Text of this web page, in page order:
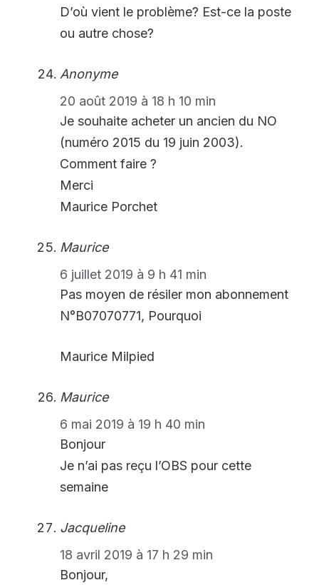
D’où vient le problème? Est-ce la poste
ou autre chose?
Anonyme
20 août 2019 à 18 h 10 min
Je souhaite acheter un ancien du NO
(numéro 2015 du 19 juin 2003).
Comment faire ?
Merci
Maurice Porchet
Maurice
6 juillet 2019 à 9 h 41 min
Pas moyen de résiler mon abonnement
N°B07070771, Pourquoi
Maurice Milpied
Maurice
6 mai 2019 à 19 h 40 min
Bonjour
Je n’ai pas reçu l’OBS pour cette
semaine
Jacqueline
18 avril 2019 à 17 h 29 min
Bonjour,